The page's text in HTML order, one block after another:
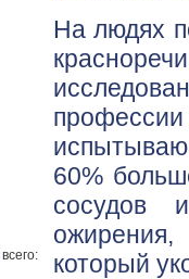
всего:
На людях
60%
сосудов
ожирения,
который